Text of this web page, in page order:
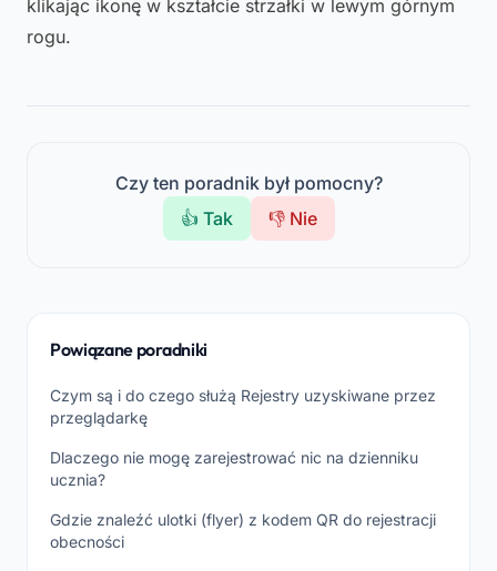
klikając ikonę w kształcie strzałki w lewym górnym
rogu.
Czy ten poradnik był pomocny?
👍 Tak
👎 Nie
Powiązane poradniki
Czym są i do czego służą Rejestry uzyskiwane przez
przeglądarkę
Dlaczego nie mogę zarejestrować nic na dzienniku
ucznia?
Gdzie znaleźć ulotki (flyer) z kodem QR do rejestracji
obecności